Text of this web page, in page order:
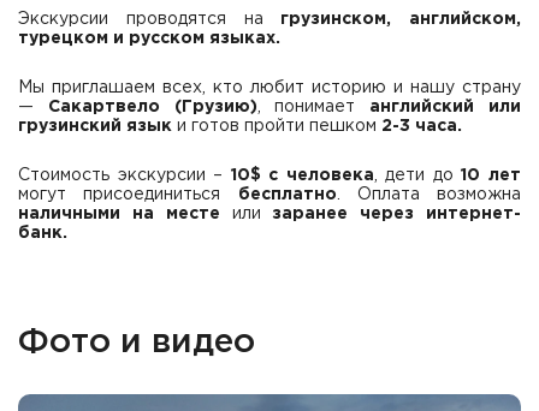
Экскурсии проводятся на грузинском, английском,
турецком и русском языках.
Мы приглашаем всех, кто любит историю и нашу страну
— Сакартвело (Грузию) , понимает английский или
грузинский язык и готов пройти пешком 2-3 часа.
Стоимость экскурсии – 10$ с человека , дети до10 лет
могут присоединиться
бесплатно . Оплата возможна
наличными на месте илизаранее через интернет-
банк.
Фото и видео